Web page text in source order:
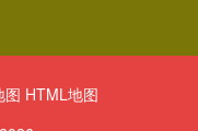
图 HTML地图